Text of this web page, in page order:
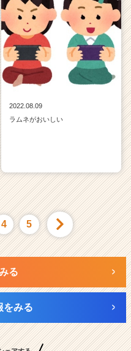
2022.08.09
ラムネがおいしい
4 5
る
をみる